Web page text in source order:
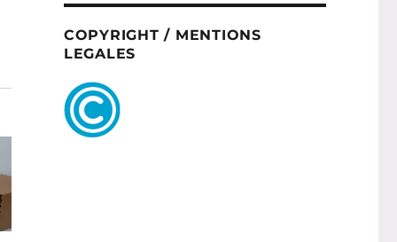
COPYRIGHT / MENTIONS
LEGALES